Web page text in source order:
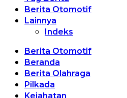
Berita Otomotif
Lainnya
Indeks
Berita Otomotif
Beranda
Berita Olahraga
Pilkada
Kejahatan